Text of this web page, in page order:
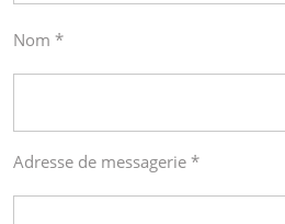
Nom *
Adresse de messagerie *